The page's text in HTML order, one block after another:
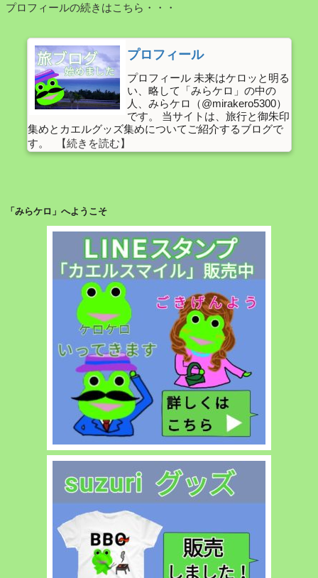
プロフィールの続きはこちら・・・
プロフィール
プロフィール 未来はケロッと明る
い、略して「みらケロ」の中の
人、みらケロ（@mirakero5300）
です。 当サイトは、旅行と御朱印
集めとカエルグッズ集めについてご紹介するブログで
す。
「みらケロ」へようこそ